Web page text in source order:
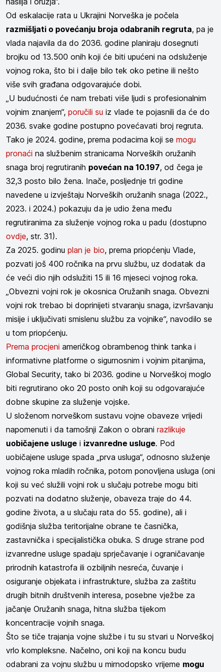
Od eskalacije rata u Ukrajini Norveška je počela
razmišljati o povećanju broja odabranih regruta, pa je
vlada najavila da do 2036. godine planiraju dosegnuti
brojku od 13.500 onih koji će biti upućeni na odsluženje
vojnog roka, što bi i dalje bilo tek oko petine ili nešto
više svih građana odgovarajuće dobi.
„U budućnosti će nam trebati više ljudi s profesionalnim
vojnim znanjem“, poručili su iz vlade te pojasnili da će do
2036. svake godine postupno povećavati broj regruta.
Tako je 2024. godine, prema podacima koji se mogu
pronaći na službenim stranicama Norveških oružanih
snaga broj regrutiranih povećan na 10.197, od čega je
32,3 posto bilo žena. Inače, posljednje tri godine
navedene u izvještaju Norveških oružanih snaga (2022.,
2023. i 2024.) pokazuju da je udio žena među
regrutiranima za služenje vojnog roka u padu (dostupno
ovdje, str. 31).
Za 2025. godinu plan je bio, prema priopćenju Vlade,
pozvati još 400 ročnika na prvu službu, uz dodatak da
će veći dio njih odslužiti 15 ili 16 mjeseci vojnog roka.
„Obvezni vojni rok je okosnica Oružanih snaga. Obvezni
vojni rok trebao bi doprinijeti stvaranju snaga, izvršavanju
misije i uključivati smislenu službu za vojnike“, navodilo se
u tom priopćenju.
Prema procjeni američkog obrambenog think tanka i
informativne platforme o sigurnosnim i vojnim pitanjima,
Global Security, tako bi 2036. godine u Norveškoj moglo
biti regrutirano oko 20 posto onih koji su odgovarajuće
dobne skupine za služenje vojske.
U složenom norveškom sustavu vojne obaveze vrijedi
napomenuti i da tamošnji Zakon o obrani razlikuje
uobičajene usluge i izvanredne usluge. Pod
uobičajene usluge spada „prva usluga“, odnosno služenje
vojnog roka mladih ročnika, potom ponovljena usluga (oni
koji su već služili vojni rok u slučaju potrebe mogu biti
pozvati na dodatno služenje, obaveza traje do 44.
godine života, a u slučaju rata do 55. godine), ali i
godišnja služba teritorijalne obrane te časnička,
zastavnička i specijalistička obuka. S druge strane pod
izvanredne usluge spadaju sprječavanje i ograničavanje
prirodnih katastrofa ili ozbiljnih nesreća, čuvanje i
osiguranje objekata i infrastrukture, služba za zaštitu
drugih bitnih društvenih interesa, posebne vježbe za
jačanje Oružanih snaga, hitna služba tijekom
koncentracije vojnih snaga.
Što se tiče trajanja vojne službe i tu su stvari u Norveškoj
vrlo kompleksne. Načelno, oni koji na koncu budu
odabrani za vojnu službu u mirnodopsko vrijeme mogu